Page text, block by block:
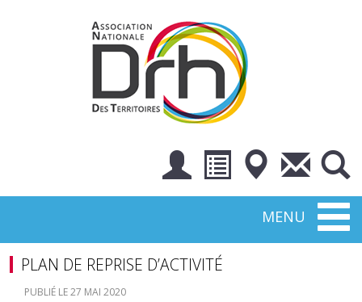
MENU
PLAN DE REPRISE D’ACTIVITÉ
PUBLIÉ LE 27 MAI 2020